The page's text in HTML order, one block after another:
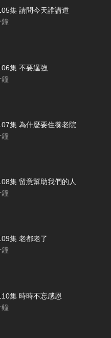
集 請問今天誰講道
集 不要逞強
集 為什麼要住養老院
集 留意幫助我們的人
集 老都老了
集 時時不忘感恩